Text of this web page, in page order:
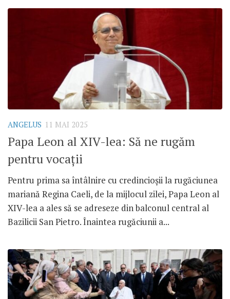
ANGELUS 11 MAI 2025
Papa Leon al XIV-lea: Să ne rugăm
pentru vocații
Pentru prima sa întâlnire cu credincioșii la rugăciunea
mariană Regina Caeli, de la mijlocul zilei, Papa Leon al
XIV-lea a ales să se adreseze din balconul central al
Bazilicii San Pietro. Înaintea rugăciunii a...